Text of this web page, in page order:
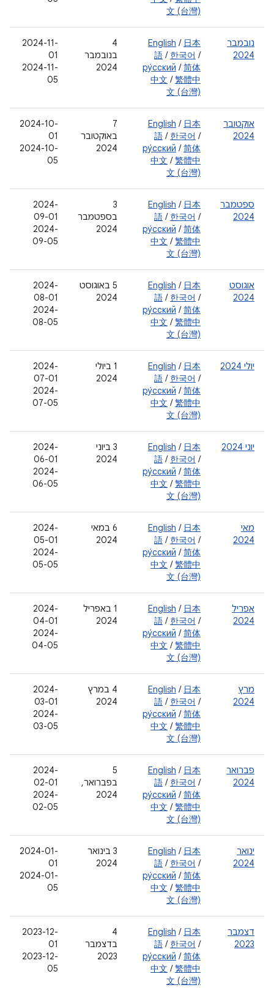
文 (台灣)
נובמבר
2024
English / 日本
語 / 한국어 /
ру́сский /简体
中文 /繁體中
文 (台灣)
‫4
בנובמבר
2024
‫2024-11-
01
‫2024-11-
05
אוקטובר
2024
English / 日本
語 / 한국어 /
ру́сский /简体
中文 /繁體中
文 (台灣)
‫7
באוקטובר
2024
‫2024-10-
01
‫2024-10-
05
ספטמבר
2024
English / 日本
語 / 한국어 /
ру́сский /简体
中文 /繁體中
文 (台灣)
‫3
בספטמבר
2024
‫2024-
09-01
‫2024-
09-05
אוגוסט
2024
English / 日本
語 / 한국어 /
ру́сский /简体
中文 /繁體中
文 (台灣)
‫5 באוגוסט
2024
‫2024-
08-01
‫2024-
08-05
יולי 2024 English / 日本
語 / 한국어 /
ру́сский /简体
中文 /繁體中
文 (台灣)
‫1 ביולי
2024
‫2024-
07-01
‫2024-
07-05
יוני 2024 English / 日本
語 / 한국어 /
ру́сский /简体
中文 /繁體中
文 (台灣)
‫3 ביוני
2024
2024-
06-01
2024-
06-05
מאי
2024
English / 日本
語 / 한국어 /
ру́сский /简体
中文 /繁體中
文 (台灣)
‫6 במאי
2024
‫2024-
05-01
‫2024-
05-05
אפריל
2024
English / 日本
語 / 한국어 /
ру́сский /简体
中文 /繁體中
文 (台灣)
‫1 באפריל
2024
‫2024-
04-01
‫2024-
04-05
מרץ
2024
English / 日本
語 / 한국어 /
ру́сский /简体
中文 /繁體中
文 (台灣)
‫4 במרץ
2024
‫2024-
03-01
‫2024-
03-05
פברואר
2024
English / 日本
語 / 한국어 /
ру́сский /简体
中文 /繁體中
文 (台灣)
5
בפברואר,
2024
‫2024-
02-01
‫2024-
02-05
ינואר
2024
English / 日本
語 / 한국어 /
ру́сский /简体
中文 /繁體中
文 (台灣)
‫3 בינואר
2024
2024-01-
01
2024-01-
05
דצמבר
2023
English / 日本
語 / 한국어 /
ру́сский /简体
中文 /繁體中
文 (台灣)
‫4
בדצמבר
2023
2023-12-
01
2023-12-
05